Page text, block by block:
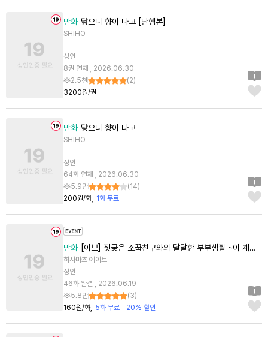
만화 닿으니 향이 나고 [단행본]
SHIHO
성인
8권 연재 , 2026.06.30
2.5천
(2)
3200원/권
만화 닿으니 향이 나고
SHIHO
성인
64화 연재 , 2026.06.30
5.9만
(14)
200원/화
1화 무료
만화 [이브] 짓궂은 소꿉친구와의 달달한 부부생활 ~이 계약결혼은 계획적이였어요!~ [스크롤]
히사마츠 에이트
성인
46화 완결 , 2026.06.19
5.8만
(3)
160원/화
5화 무료 20% 할인